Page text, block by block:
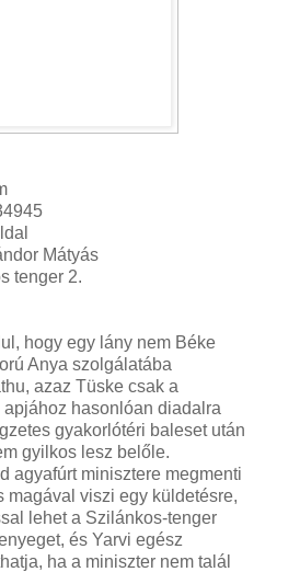
Mátyás
tenger 2.
hogy egy lány nem Béke
Anya szolgálatába
azaz Tüske csak a
hasonlóan diadalra
gyakorlótéri baleset után
gyilkos lesz belőle.
agyafúrt minisztere megmenti
magával viszi egy küldetésre,
lehet a Szilánkos-tenger
és Yarvi egész
ha a miniszter nem talál